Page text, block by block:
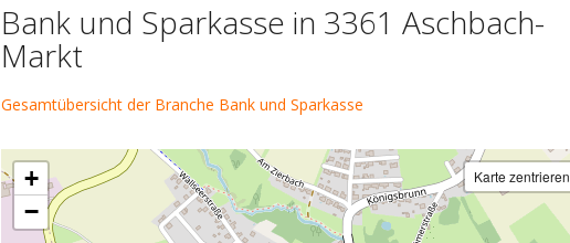
Bank und Sparkasse in 3361 Aschbach-
Markt
Gesamtübersicht der Branche Bank und Sparkasse
+
−
Karte zentrieren